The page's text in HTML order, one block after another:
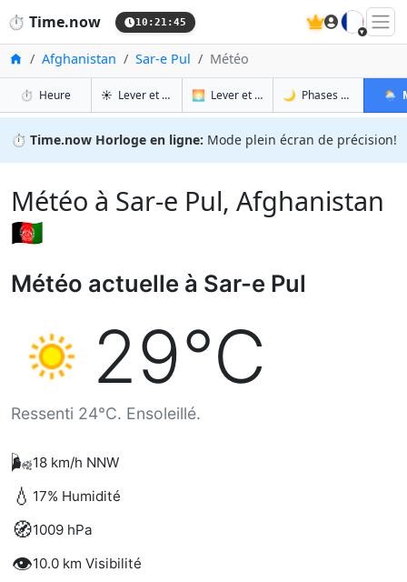
⏱️ Time.now 10:21:46 🇫🇷
Accueil
Afghanistan Sar-e Pul Météo
⏱️ Heureà Sar-e Pul
☀️ Lever et coucher du soleil à Sar-e Pul
🌅 Lever et coucher du soleil demain à
🌙 Phases de la Lune à
🌦️
⏱️ Time.now Horloge en ligne: Mode plein écran de précision!
Météo à Sar-e Pul, Afghanistan
🇦🇫
Météo actuelle à Sar-e Pul
29°C
Ressenti 24°C. Ensoleillé.
🌬️18 km/h NNW
💧 17% Humidité
🧭1009 hPa
👁️10.0 km Visibilité